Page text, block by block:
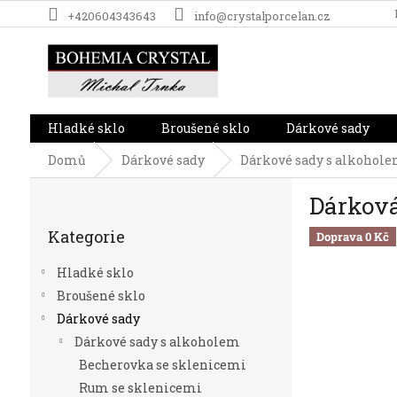
na
+420604343643 info@crystalporcelan.cz
Hladké sklo Broušené sklo Dárkové sady
Domů
Dárkové sady Dárkové sady s
kategorie
Kategorie
Hladké sklo
Broušené sklo
Dárkové sady
Dárkové sady s alkoholem
Becherovka se sklenicemi
Rum se sklenicemi
Doprava 0 Kč